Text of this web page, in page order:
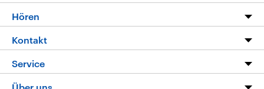
Programm
Die Nachrichten
Nachrichtenleicht
Hören
Livestream
Podcasts
Kontakt
Hörerservice
Service
FAQ